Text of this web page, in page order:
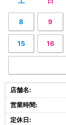
8 9
15 16
店舗名:
営業時間:
定休日: